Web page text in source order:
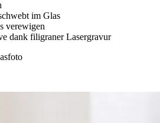
im Glas
verewigen
dank filigraner Lasergravur